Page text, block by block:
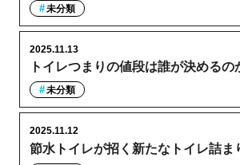
未分類
トイレつまりの値段は誰が決めるの
2025.11.13
未分類
節水トイレが招く新たなトイレ詰ま
2025.11.12